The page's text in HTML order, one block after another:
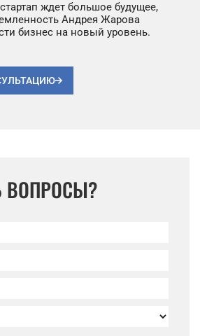
ждет большое будущее,
Андрея Жарова
бизнес на новый уровень.
ВОПРОСЫ?